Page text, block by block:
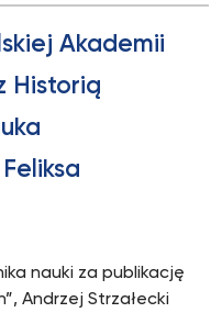
Akademii
Historią
nauki za publikację
Andrzej Strzałecki